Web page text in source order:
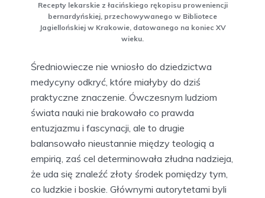
Recepty lekarskie z łacińskiego rękopisu proweniencji
bernardyńskiej, przechowywanego w Bibliotece
Jagiellońskiej w Krakowie, datowanego na koniec XV
wieku.
Średniowiecze nie wniosło do dziedzictwa
medycyny odkryć, które miałyby do dziś
praktyczne znaczenie. Ówczesnym ludziom
świata nauki nie brakowało co prawda
entuzjazmu i fascynacji, ale to drugie
balansowało nieustannie między teologią a
empirią, zaś cel determinowała złudna nadzieja,
że uda się znaleźć złoty środek pomiędzy tym,
co ludzkie i boskie. Głównymi autorytetami byli